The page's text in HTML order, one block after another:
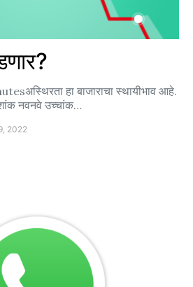
हा बाजाराचा स्थायीभाव आहे.
नवनवे उच्चांक…
2022